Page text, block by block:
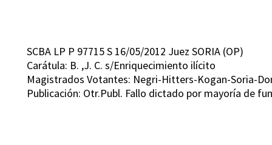
SCBA LP P 97715 S 16/05/2012 Juez SORIA (OP)
Carátula: B. ,J. C. s/Enriquecimiento ilícito
Magistrados Votantes: Negri-Hitters-Kogan-Soria-
Publicación: Otr.Publ. Fallo dictado por mayoría de